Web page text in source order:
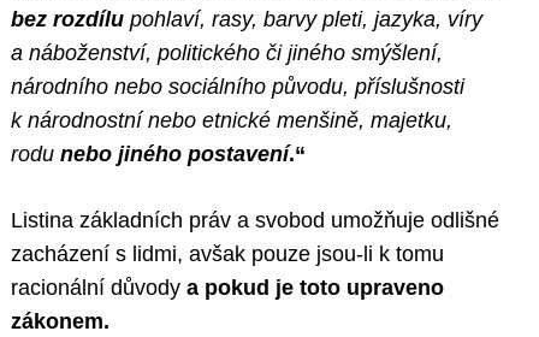
bez rozdílu pohlaví, rasy, barvy pleti, jazyka, víry
a náboženství, politického či jiného smýšlení,
národního nebo sociálního původu, příslušnosti
k národnostní nebo etnické menšině, majetku,
rodu nebo jiného postavení.“
Listina základních práv a svobod umožňuje odlišné
zacházení s lidmi, avšak pouze jsou-li k tomu
racionální důvody a pokud je toto upraveno
zákonem.